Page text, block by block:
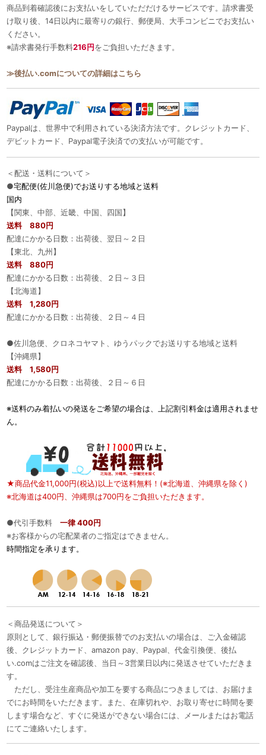
商品到着確認後にお支払いをしていただだけるサービスです。請求書受
け取り後、14日以内に最寄りの銀行、郵便局、大手コンビニでお支払い
ください。
※請求書発行手数料216円をご負担いただきます。
≫後払い.comについての詳細はこちら
Paypalは、世界中で利用されている決済方法です。クレジットカード、
デビットカード、Paypal電子決済での支払いが可能です。
＜配送・送料について＞
●宅配便(佐川急便)でお送りする地域と送料
国内
【関東、中部、近畿、中国、四国】
送料 880円
配達にかかる日数：出荷後、翌日～２日
【東北、九州】
送料 880円
配達にかかる日数：出荷後、２日～３日
【北海道】
送料 1,280円
配達にかかる日数：出荷後、２日～４日
●佐川急便、クロネコヤマト、ゆうパックでお送りする地域と送料
【沖縄県】
送料 1,580円
配達にかかる日数：出荷後、２日～６日
※送料のみ着払いの発送をご希望の場合は、上記割引料金は適用されませ
ん。
★商品代金11,000円(税込)以上で送料無料！(※北海道、沖縄県を除く)
※北海道は400円、沖縄県は700円をご負担いただきます。
●代引手数料 一律 400円
※お客様からの宅配業者のご指定はできません。
時間指定を承ります。
＜商品発送について＞
原則として、銀行振込・郵便振替でのお支払いの場合は、ご入金確認
後、クレジットカード、amazon pay、Paypal、代金引換便、後払
い.comはご注文を確認後、当日～3営業日以内に発送させていただきま
す。
ただし、受注生産商品や加工を要する商品につきましては、お届けま
でにお時間をいただきます。また、在庫切れや、お取り寄せに時間を要
します場合など、すぐに発送ができない場合には、メールまたはお電話
にてご連絡いたします。